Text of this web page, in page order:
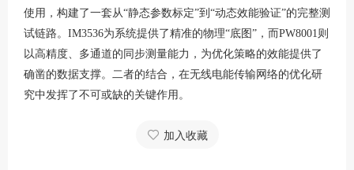
使用，构建了一套从“静态参数标定”到“动态效能验证”的完整测
试链路。IM3536为系统提供了精准的物理“底图”，而PW8001则
以高精度、多通道的同步测量能力，为优化策略的效能提供了
确凿的数据支撑。二者的结合，在无线电能传输网络的优化研
究中发挥了不可或缺的关键作用。
加入收藏